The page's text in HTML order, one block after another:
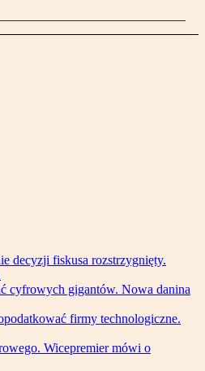
decyzji fiskusa rozstrzygnięty.
cyfrowych gigantów. Nowa danina
firmy technologiczne.
Wicepremier mówi o